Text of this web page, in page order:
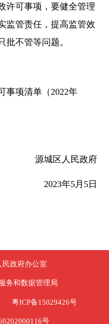
许可事项，要健全管理
监管责任，提高监管效
批不管等问题。
事项清单（2022年
源城区人民政府
2023年5月5日
民政府办公室
务和数据管理局
粤ICP备15029426号
号